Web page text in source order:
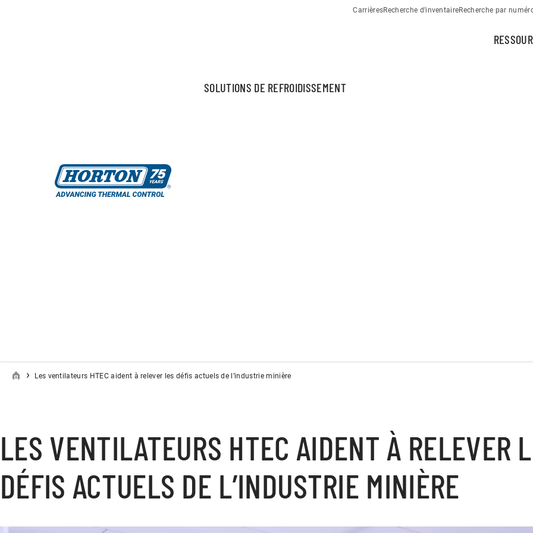
CarrièresRecherche d’inventaireRecherche par
SOLUTIONS DE REFROIDISSEMENT
› Les ventilateurs HTEC aident à relever les défis actuels de l’industrie minière
LES VENTILATEURS HTEC AIDENT À RELEVER
DÉFIS ACTUELS DE L’INDUSTRIE MINIÈRE